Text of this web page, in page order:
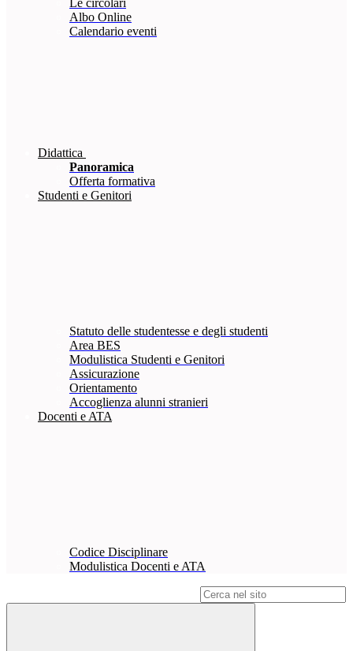
Le circolari
Albo Online
Calendario eventi
Didattica
Panoramica
Offerta formativa
Studenti e Genitori
Statuto delle studentesse e degli studenti
Area BES
Modulistica Studenti e Genitori
Assicurazione
Orientamento
Accoglienza alunni stranieri
Docenti e ATA
Codice Disciplinare
Modulistica Docenti e ATA